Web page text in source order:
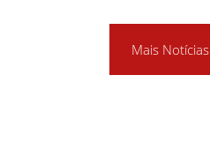
Mais Notícias